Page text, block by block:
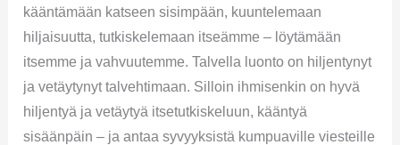
kääntämään katseen sisimpään, kuuntelemaan
hiljaisuutta, tutkiskelemaan itseämme – löytämään
itsemme ja vahvuutemme. Talvella luonto on hiljentynyt
ja vetäytynyt talvehtimaan. Silloin ihmisenkin on hyvä
hiljentyä ja vetäytyä itsetutkiskeluun, kääntyä
sisäänpäin – ja antaa syvyyksistä kumpuaville viesteille